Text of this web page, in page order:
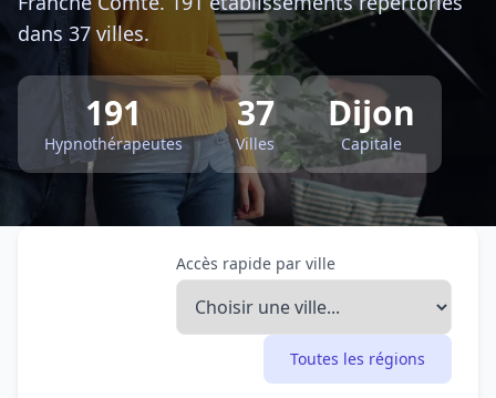
dans 37 villes.
191
Hypnothérapeutes
37
Villes
Dijon
Capitale
Accès rapide par ville
Toutes les régions